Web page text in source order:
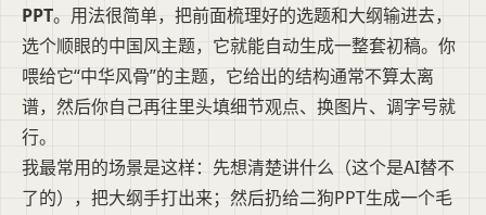
PPT。用法很简单，把前面梳理好的选题和大纲输进去，
选个顺眼的中国风主题，它就能自动生成一整套初稿。你
喂给它“中华风骨”的主题，它给出的结构通常不算太离
谱，然后你自己再往里头填细节观点、换图片、调字号就
行。
我最常用的场景是这样：先想清楚讲什么（这个是AI替不
了的），把大纲手打出来；然后扔给二狗PPT生成一个毛